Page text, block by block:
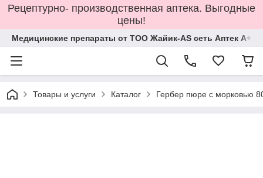
Рецептурно- производственная аптека. Выгодные
цены!
Медицинские препараты от ТОО Жайик-AS сеть Аптек А+
Товары и услуги Каталог Гербер пюре с морковью